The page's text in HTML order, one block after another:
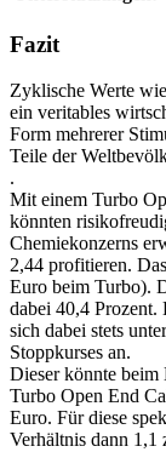
Fazit
Zyklische Werte
ein veritables
Form mehrerer
Teile der
.
Mit einem Turbo
könnten
Chemiekonzerns
2,44 profitieren.
Euro beim Turbo).
dabei 40,4 Prozent.
sich dabei stets
Stoppkurses an.
Dieser könnte
Turbo Open End
Euro. Für diese
Verhältnis dann 1,1